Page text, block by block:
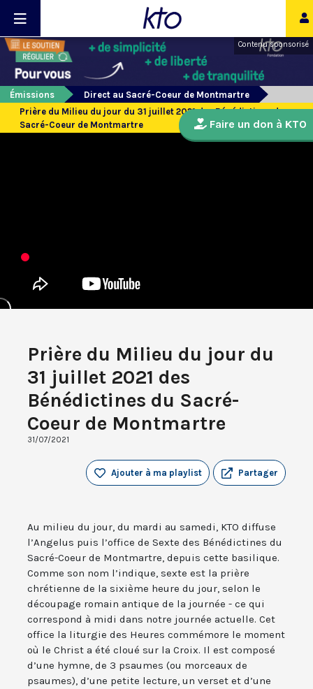
Contenu sponsorisé
Émissions
Direct au Sacré-Coeur de Montmartre
Prière du Milieu du jour du 31 juillet 2021 des Bénédictines du
Sacré-Coeur de Montmartre
Prière du Milieu du jour du
31 juillet 2021 des
Bénédictines du Sacré-
Coeur de Montmartre
31/07/2021
Partager
Ajouter à ma playlist
Au milieu du jour, du mardi au samedi, KTO diffuse
l’Angelus puis l’office de Sexte des Bénédictines du
Sacré-Coeur de Montmartre, depuis cette basilique.
Comme son nom l’indique, sexte est la prière
chrétienne de la sixième heure du jour, selon le
découpage romain antique de la journée - ce qui
correspond à midi dans notre journée actuelle. Cet
office la liturgie des Heures commémore le moment
où le Christ a été cloué sur la Croix. Il est composé
d’une hymne, de 3 psaumes (ou morceaux de
psaumes), d’une petite lecture, un verset et d’une
Faire un don à KTO